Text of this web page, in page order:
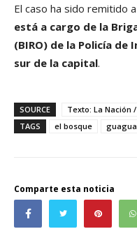
El caso ha sido remitido
está a cargo de la
(BIRO) de la Policía de
sur de la capital.
SOURCE
Texto: La Nación
TAGS
el bosque guagua
Comparte esta noticia